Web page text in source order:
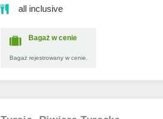
all inclusive
Bagaż w cenie
Bagaż rejestrowany w cenie.